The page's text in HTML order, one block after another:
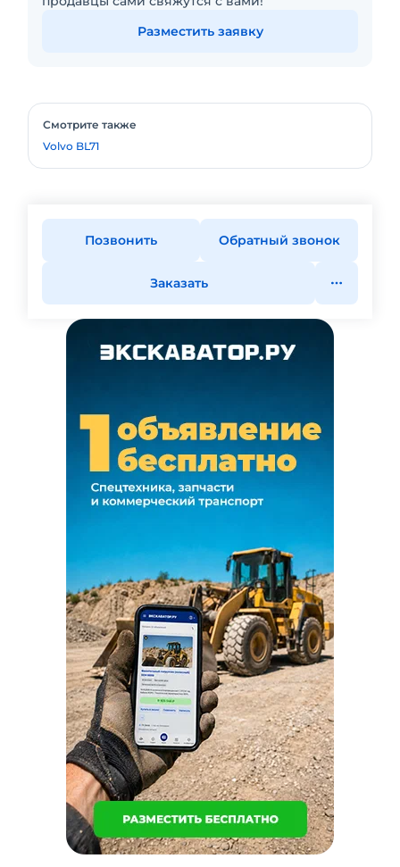
Разместить заявку
Смотрите также
Volvo BL71
Позвонить Обратный звонок
Заказать